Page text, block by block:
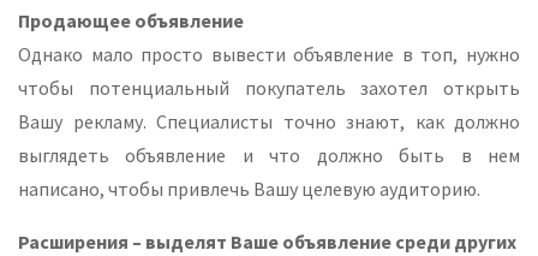
Продающее объявление
Однако мало просто вывести объявление в топ, нужно
чтобы потенциальный покупатель захотел открыть
Вашу рекламу. Специалисты точно знают, как должно
выглядеть объявление и что должно быть в нем
написано, чтобы привлечь Вашу целевую аудиторию.
Расширения – выделят Ваше объявление среди других